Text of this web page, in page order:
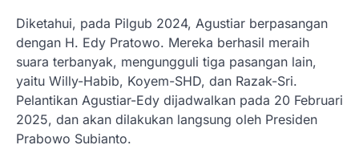
Diketahui, pada Pilgub 2024, Agustiar berpasangan
dengan H. Edy Pratowo. Mereka berhasil meraih
suara terbanyak, mengungguli tiga pasangan lain,
yaitu Willy-Habib, Koyem-SHD, dan Razak-Sri.
Pelantikan Agustiar-Edy dijadwalkan pada 20 Februari
2025, dan akan dilakukan langsung oleh Presiden
Prabowo Subianto.